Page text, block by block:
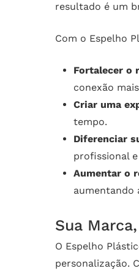
resultado é um
Com o Espelho
Fortalecer o
conexão
Criar uma
tempo.
Diferenciar
profissional
Aumentar o
aumentando
Sua
O Espelho
personalização.